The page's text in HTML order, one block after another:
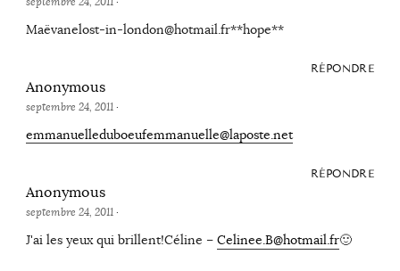
Maëvanelost-in-london@hotmail.fr**hope**
RÉPONDRE
Anonymous
septembre 24, 2011·
emmanuelleduboeufemmanuelle@laposte.net
RÉPONDRE
Anonymous
septembre 24, 2011·
J'ai les yeux qui brillent!Céline – Celinee.B@hotmail.fr🙂